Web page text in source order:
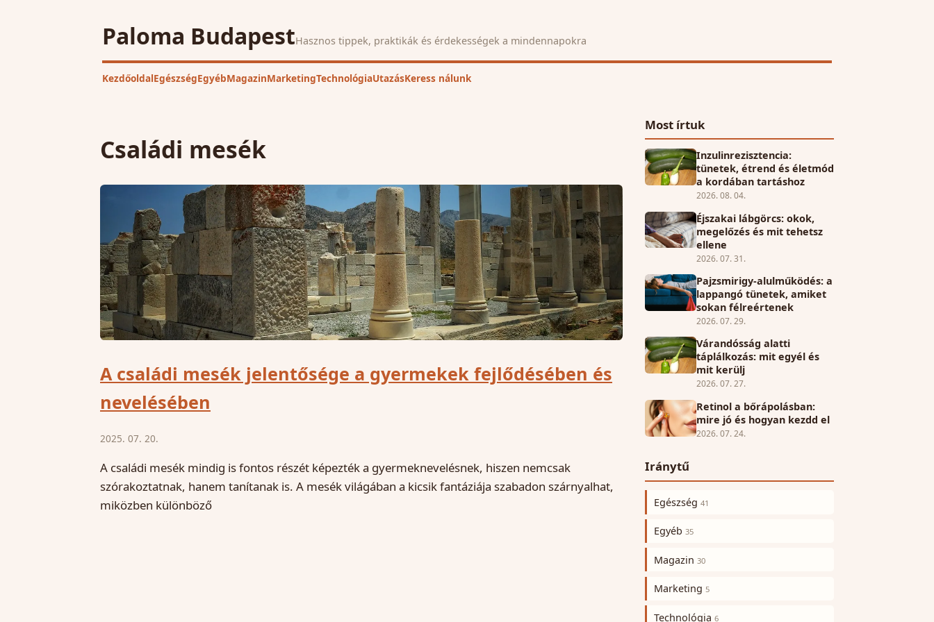
Paloma BudapestHasznos tippek, praktikák és érdekességek a mindennapokra
KezdőoldalEgészségEgyébMagazinMarketingTechnológiaUtazásKeress nálunk
Családi mesék
A családi mesék jelentősége a gyermekek fejlődésében és
nevelésében
2025. 07. 20.
A családi mesék mindig is fontos részét képezték a gyermeknevelésnek, hiszen nemcsak
szórakoztatnak, hanem tanítanak is. A mesék világában a kicsik fantáziája szabadon szárnyalhat,
miközben különböző
Most írtuk
Inzulinrezisztencia:
tünetek, étrend és életmód
a kordában tartáshoz
2026. 08. 04.
Éjszakai lábgörcs: okok,
megelőzés és mit tehetsz
ellene
2026. 07. 31.
Pajzsmirigy-alulműködés: a
lappangó tünetek, amiket
sokan félreértenek
2026. 07. 29.
Várandósság alatti
táplálkozás: mit egyél és
mit kerülj
2026. 07. 27.
Retinol a bőrápolásban:
mire jó és hogyan kezdd el
2026. 07. 24.
Iránytű
Egészség 41
Egyéb 35
Magazin 30
Marketing 5
Technológia 6